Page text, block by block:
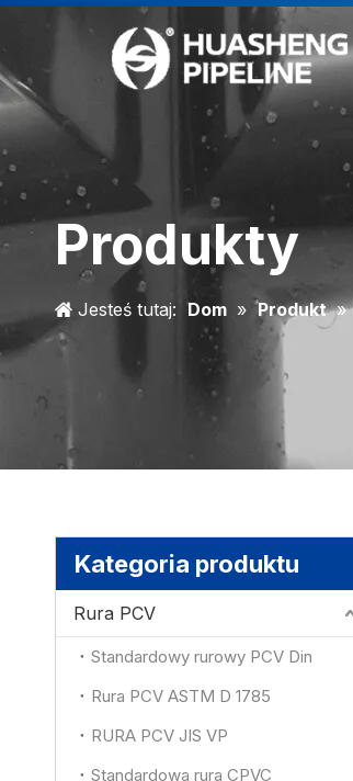
Produkty
Jesteś tutaj: Dom » Produkt »
Kategoria produktu
Rura PCV
Standardowy rurowy PCV Din
Rura PCV ASTM D 1785
RURA PCV JIS VP
Standardowa rura CPVC